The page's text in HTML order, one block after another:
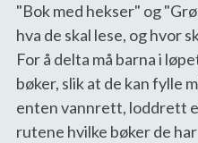
"Bok med hekser" og
hva de skal lese, og hvor
For å delta må barna i
bøker, slik at de kan fylle
enten vannrett, loddrett
rutene hvilke bøker de